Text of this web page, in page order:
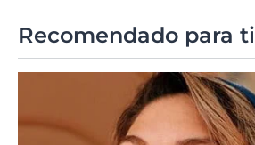
Recomendado para ti